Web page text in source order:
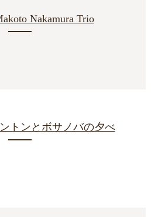
Nakamura Trio
トンとボサノバの夕べ